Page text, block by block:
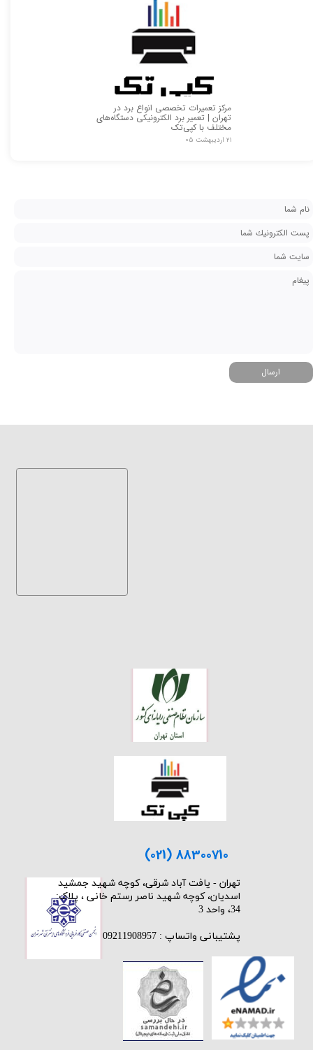
مرکز تعمیرات تخصصی انواع برد در
تهران | تعمیر برد الکترونیکی دستگاه‌های
مختلف با کپی‌تک
۲۱ اردیبهشت ۰۵
ارسال
(021) 88300710
​تهران - یافت آباد شرقی، کوچه شهید جمشید
اسدیان، کوچه شهید ناصر رستم خانی ، پلاک:
34، واحد 3
پشتیبانی واتساپ : 09211908957